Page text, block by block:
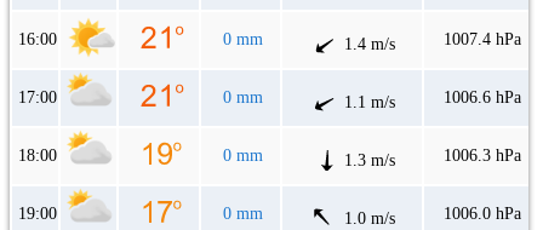
16:00 0 mm 1.4 m/s 1007.4 hPa
17:00 0 mm 1.1 m/s 1006.6 hPa
18:00 0 mm 1.3 m/s 1006.3 hPa
19:00 0 mm 1.0 m/s 1006.0 hPa